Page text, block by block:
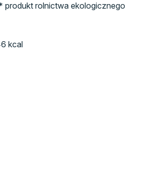
produkt rolnictwa ekologicznego
kcal